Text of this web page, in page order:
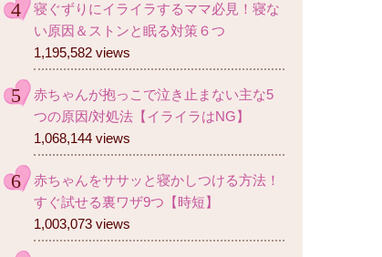
寝ぐずりにイライラするママ必見！寝な
い原因＆ストンと眠る対策６つ
1,195,582 views
赤ちゃんが抱っこで泣き止まない主な5
つの原因/対処法【イライラはNG】
1,068,144 views
赤ちゃんをササッと寝かしつける方法！
すぐ試せる裏ワザ9つ【時短】
1,003,073 views